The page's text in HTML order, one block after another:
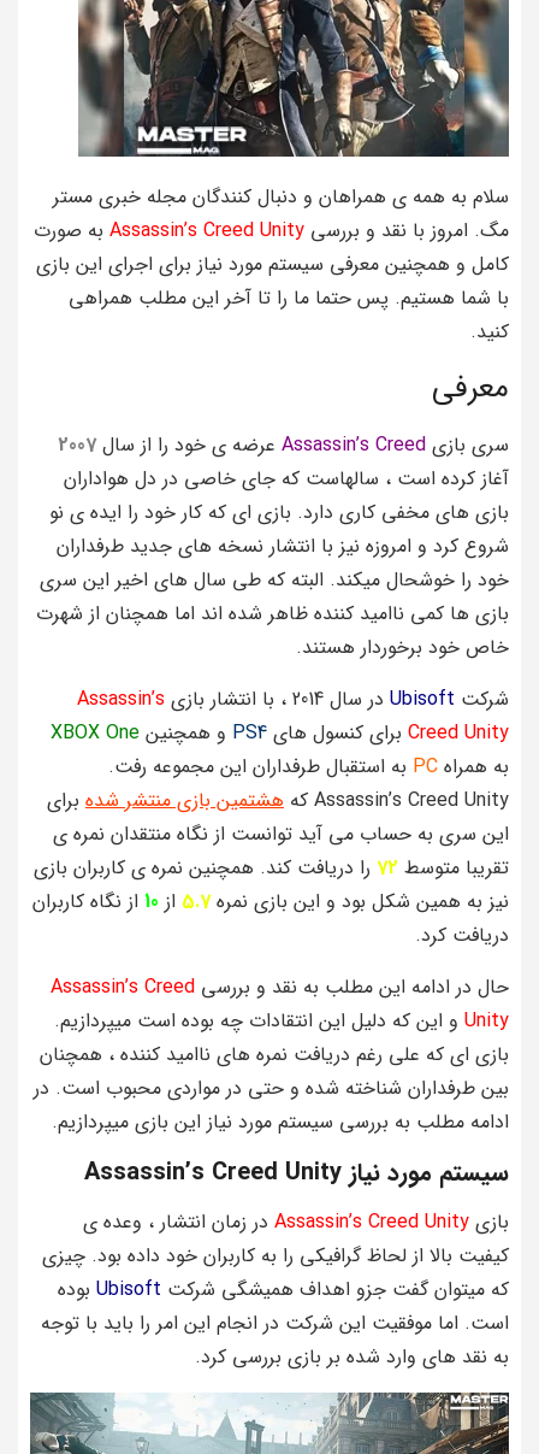
سلام به همه ی همراهان و دنبال کنندگان مجله خبری مستر
مگ. امروز با نقد و بررسی Assassin’s Creed Unity به صورت
کامل و همچنین معرفی سیستم مورد نیاز برای اجرای این بازی
با شما هستیم. پس حتما ما را تا آخر این مطلب همراهی
کنید.
معرفی
سری بازی Assassin’s Creed عرضه ی خود را از سال2007
آغاز کرده است ، سالهاست که جای خاصی در دل هواداران
بازی های مخفی کاری دارد. بازی ای که کار خود را ایده ی نو
شروع کرد و امروزه نیز با انتشار نسخه های جدید طرفداران
خود را خوشحال میکند. البته که طی سال های اخیر این سری
بازی ها کمی ناامید کننده ظاهر شده اند اما همچنان از شهرت
خاص خود برخوردار هستند.
شرکت Ubisoft در سال 2014 ، با انتشار بازی
Assassin’s
Creed Unity برای کنسول های PS4 و همچنین XBOX One
به همراه PC به استقبال طرفداران این مجموعه رفت.
Assassin’s Creed Unity که
هشتمین بازی منتشر شده برای
این سری به حساب می آید توانست از نگاه منتقدان نمره ی
تقریبا متوسط 72 را دریافت کند. همچنین نمره ی کاربران بازی
نیز به همین شکل بود و این بازی نمره5.7 از 10 از نگاه کاربران
دریافت کرد.
حال در ادامه این مطلب به نقد و بررسی Assassin’s Creed
Unity و این که دلیل این انتقادات چه بوده است میپردازیم.
بازی ای که علی رغم دریافت نمره های ناامید کننده ، همچنان
بین طرفداران شناخته شده و حتی در مواردی محبوب است. در
ادامه مطلب به بررسی سیستم مورد نیاز این بازی میپردازیم.
سیستم مورد نیاز Assassin’s Creed Unity
بازی Assassin’s Creed Unity در زمان انتشار ، وعده ی
کیفیت بالا از لحاظ گرافیکی را به کاربران خود داده بود. چیزی
که میتوان گفت جزو اهداف همیشگی شرکت Ubisoft بوده
است. اما موفقیت این شرکت در انجام این امر را باید با توجه
به نقد های وارد شده بر بازی بررسی کرد.